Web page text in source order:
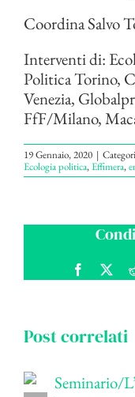
Coordina Salvo
Interventi di:
Politica Torino,
Venezia,
FfF/Milano,
19 Gennaio, 2020 |
Ecologia politica,Effimera,
Facebook
Post correlati